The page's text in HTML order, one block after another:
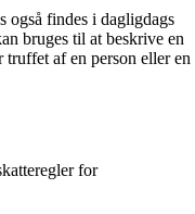
også findes i dagligdags
bruges til at beskrive en
af en person eller en
for